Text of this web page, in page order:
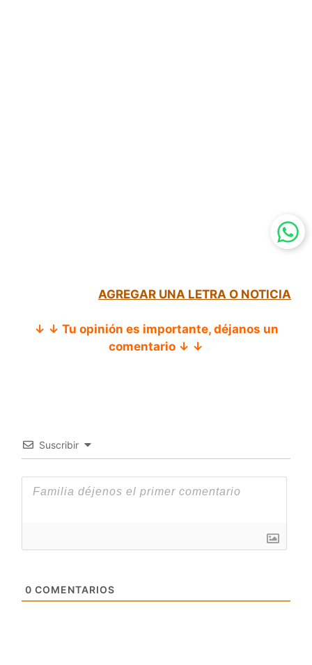
AGREGAR UNA LETRA O NOTICIA
↓ ↓ Tu opinión es importante, déjanos un
comentario ↓ ↓
Suscribir
0 COMENTARIOS